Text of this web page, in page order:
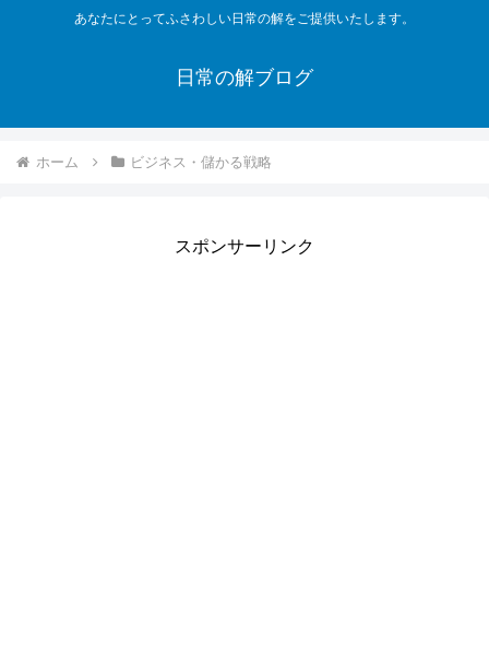
あなたにとってふさわしい日常の解をご提供いたします。
日常の解ブログ
ホーム ビジネス・儲かる戦略
スポンサーリンク